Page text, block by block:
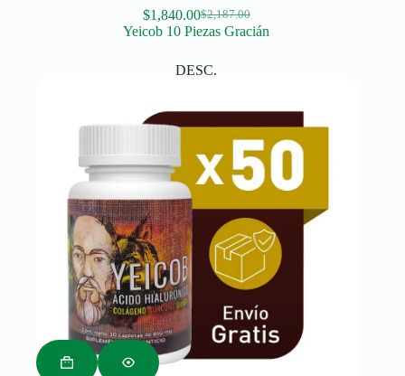
$2,187.00
Original
price
$2,187.00.
$1,840.00Current
price
$1,840.00.
Yeicob 10 Piezas Gracián
DESC.